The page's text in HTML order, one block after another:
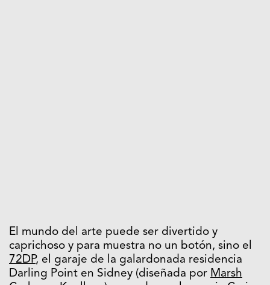
El mundo del arte puede ser divertido y
caprichoso y para muestra no un botón, sino el
72DP, el garaje de la galardonada residencia
Darling Point en Sidney (diseñada por Marsh